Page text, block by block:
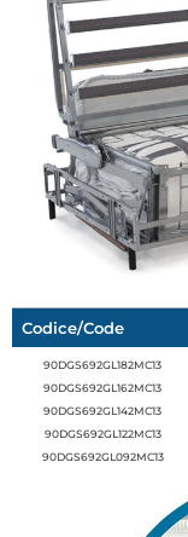
Codice/Code
90DGS692GL182MC13
90DGS692GL162MC13
90DGS692GL142MC13
90DGS692GL122MC13
90DGS692GL092MC13